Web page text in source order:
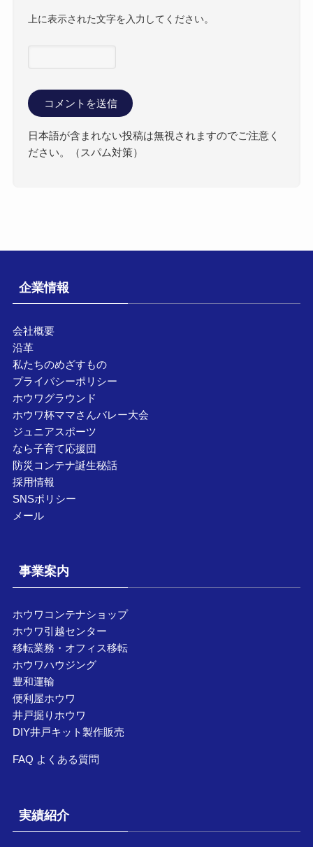
上に表示された文字を入力してください。
日本語が含まれない投稿は無視されますのでご注意く
ださい。（スパム対策）
企業情報
会社概要
沿革
私たちのめざすもの
プライバシーポリシー
ホウワグラウンド
ホウワ杯ママさんバレー大会
ジュニアスポーツ
なら子育て応援団
防災コンテナ誕生秘話
採用情報
SNSポリシー
メール
事業案内
ホウワコンテナショップ
ホウワ引越センター
移転業務・オフィス移転
ホウワハウジング
豊和運輸
便利屋ホウワ
井戸掘りホウワ
DIY井戸キット製作販売
FAQ よくある質問
実績紹介